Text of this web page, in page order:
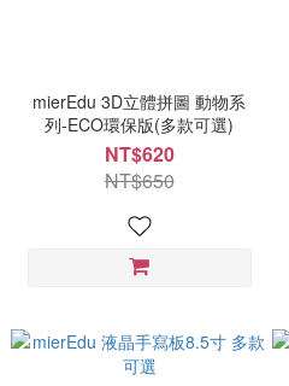
mierEdu 3D立體拼圖 動物系
列-ECO環保版(多款可選)
NT$620
NT$650